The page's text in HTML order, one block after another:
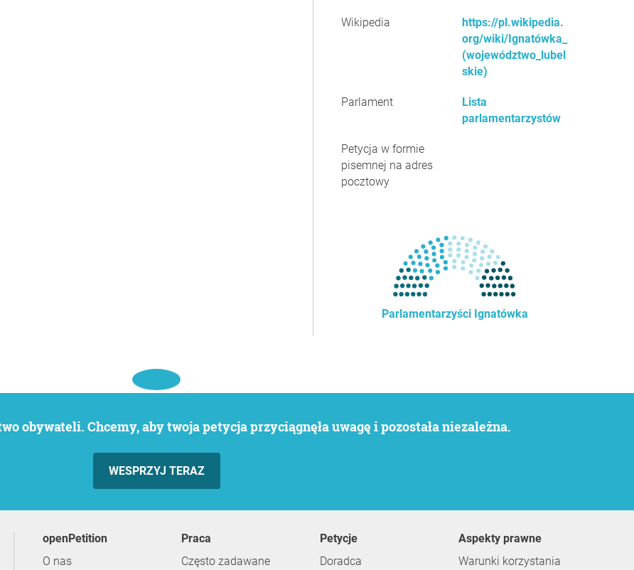
Wikipedia
https://pl.wikipedia.
org/wiki/Ignatówka_
(województwo_lubel
skie)
Parlament
Lista
parlamentarzystów
Petycja w formie
pisemnej na adres
pocztowy
Parlamentarzyści Ignatówka
obywateli. Chcemy, aby twoja petycja przyciągnęła uwagę i pozostała niezależna.
WESPRZYJ TERAZ
openPetition
O nas
praca
Często zadawane
Petycje
Doradca
Aspekty prawne
Warunki korzystania